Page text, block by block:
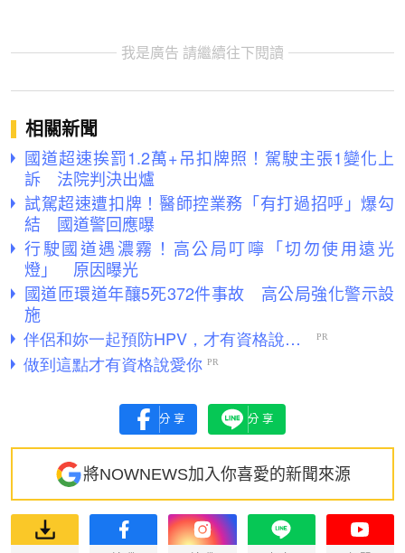
我是廣告 請繼續往下閱讀
相關新聞
國道超速挨罰1.2萬+吊扣牌照！駕駛主張1變化上
訴 法院判決出爐
試駕超速遭扣牌！醫師控業務「有打過招呼」爆勾
結 國道警回應曝
行駛國道遇濃霧！高公局叮嚀「切勿使用遠光
燈」 原因曝光
國道匝環道年釀5死372件事故 高公局強化警示設
施
分享 分享
將NOWNEWS加入你喜愛的新聞來源